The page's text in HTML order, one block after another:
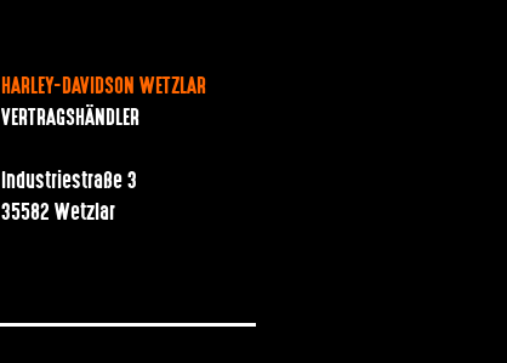
HARLEY-DAVIDSON WETZLAR
VERTRAGSHÄNDLER
Industriestraße 3
35582 Wetzlar